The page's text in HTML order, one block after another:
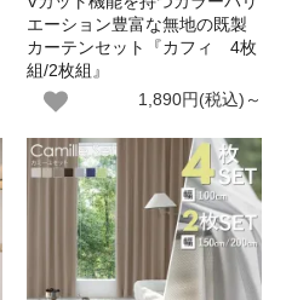
エーション豊富な無地の既製
カーテンセット『カフィ 4枚
組/2枚組』
1,890円(税込)～